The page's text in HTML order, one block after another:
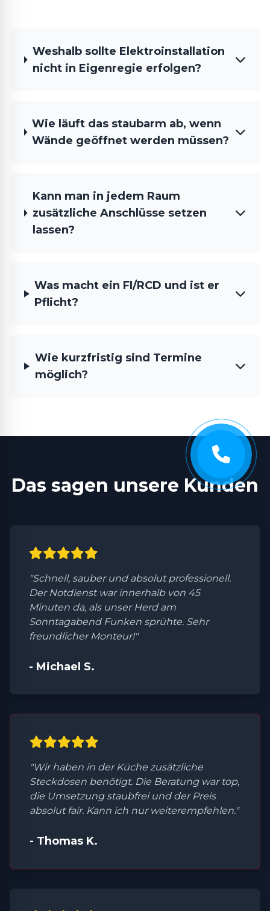
Weshalb sollte Elektroinstallation
nicht in Eigenregie erfolgen?
Wie läuft das staubarm ab, wenn
Wände geöffnet werden müssen?
Kann man in jedem Raum
zusätzliche Anschlüsse setzen
lassen?
Was macht ein FI/RCD und ist er
Pflicht?
Wie kurzfristig sind Termine
möglich?
Das sagen unsere Kunden
"Schnell, sauber und absolut professionell.
Der Notdienst war innerhalb von 45
Minuten da, als unser Herd am
Sonntagabend Funken sprühte. Sehr
freundlicher Monteur!"
- Michael S.
"Wir haben in der Küche zusätzliche
Steckdosen benötigt. Die Beratung war top,
die Umsetzung staubfrei und der Preis
absolut fair. Kann ich nur weiterempfehlen."
- Thomas K.